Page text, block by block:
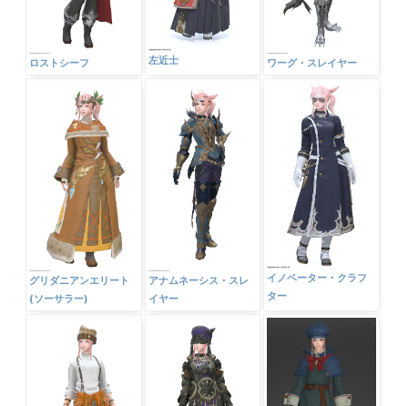
ロストシーフ 左近士 ワーグ・スレイヤー
グリダニアンエリート
(ソーサラー)
アナムネーシス・スレ
イヤー
イノベーター・クラフ
ター